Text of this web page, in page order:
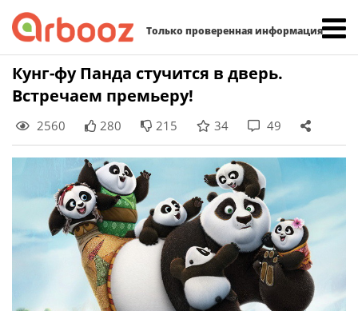
Только проверенная информация
Skip
to
content
Кунг-фу Панда стучится в дверь.
Встречаем премьеру!
2560 280 215 34 49
Найти: